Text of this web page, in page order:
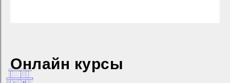
Онлайн курсы